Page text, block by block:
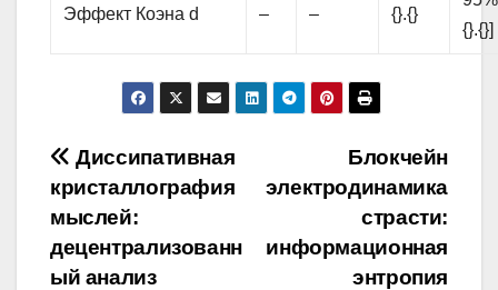
Эффект Коэна d – – {}.{}
{}.{}]
Навигация
по
записям
Блокчейн
электродинамика
страсти:
информационная
энтропия
Диссипативная
кристаллография
мыслей:
децентрализованн
ый анализ